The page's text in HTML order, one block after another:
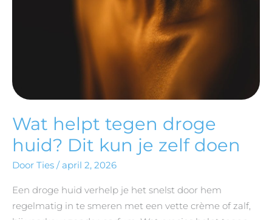
Wat helpt tegen droge
huid? Dit kun je zelf doen
Door Ties / april 2, 2026
Een droge huid verhelp je het snelst door hem
regelmatig in te smeren met een vette crème of zalf,